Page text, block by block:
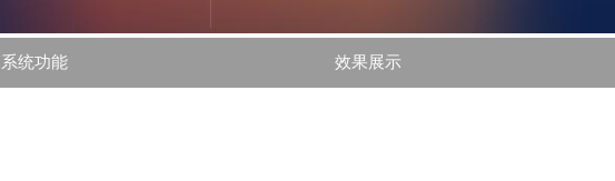
系统功能 效果展示